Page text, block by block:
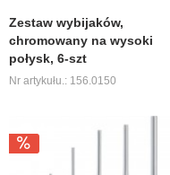
Zestaw wybijaków,
chromowany na wysoki
połysk, 6-szt
Nr artykułu.: 156.0150